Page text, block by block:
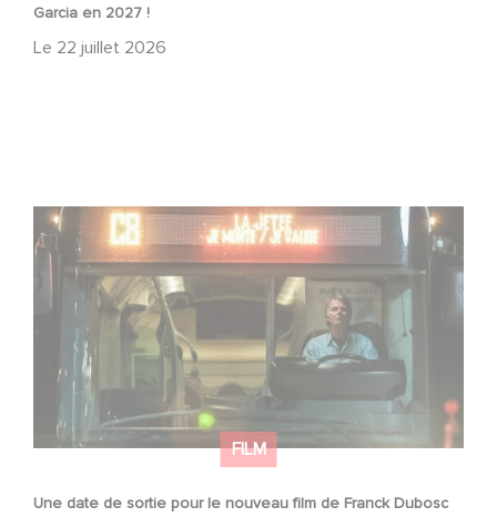
Garcia en 2027 !
Le 22 juillet 2026
FILM
Une date de sortie pour le nouveau film de Franck Dubosc
Une date de sortie pour le nouveau film de Franck
Dubosc